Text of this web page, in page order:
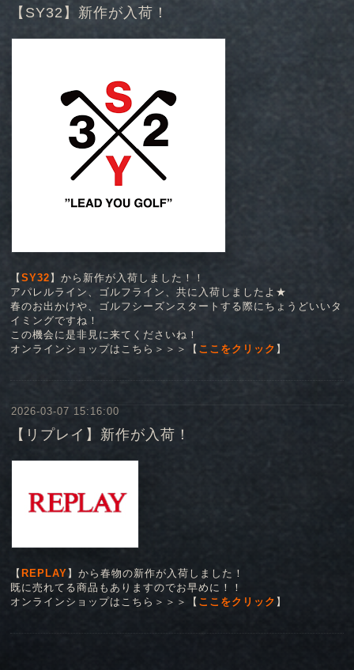
【SY32】新作が入荷！
【SY32 】から新作が入荷しました！！
アパレルライン、ゴルフライン、共に入荷しましたよ★
春のお出かけや、ゴルフシーズンスタートする際にちょうどいいタ
イミングですね！
この機会に是非見に来てくださいね！
オンラインショップはこちら＞＞＞【 ここをクリック 】
2026-03-07 15:16:00
【リプレイ】新作が入荷！
【 REPLAY 】から春物の新作が入荷しました！
既に売れてる商品もありますのでお早めに！！
オンラインショップはこちら＞＞＞【 ここをクリック 】